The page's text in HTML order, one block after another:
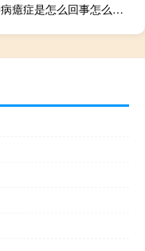
精神病癔症是怎么回事怎么治疗